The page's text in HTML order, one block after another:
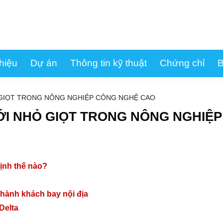
Dự án Thông tin kỹ thuật Chứng chỉ
TRONG NÔNG NGHIỆP CÔNG NGHỆ CAO
NHỎ GIỌT TRONG NÔNG NGHIỆP
thế nào?
khách bay nội địa